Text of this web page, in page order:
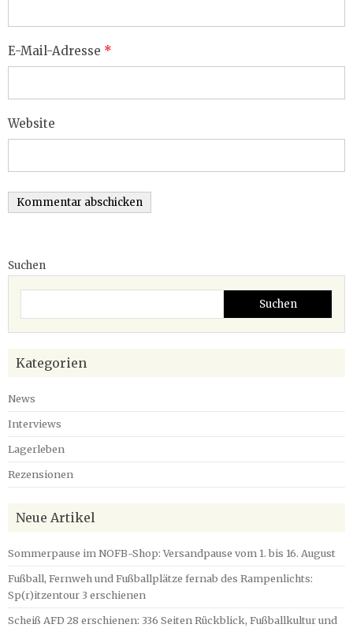
E-Mail-Adresse *
Website
Suchen
Suchen
Kategorien
News
Interviews
Lagerleben
Rezensionen
Neue Artikel
Sommerpause im NOFB-Shop: Versandpause vom 1. bis 16. August
Fußball, Fernweh und Fußballplätze fernab des Rampenlichts:
Sp(r)itzentour 3 erschienen
Scheiß AFD 28 erschienen: 336 Seiten Rückblick, Fußballkultur und